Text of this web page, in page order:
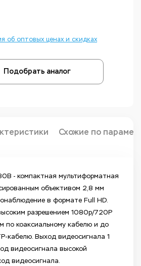
об оптовых ценах и скидках
Подобрать аналог
Схожие по
- компактная мультиформатная
объективом 2,8 мм
в формате Full HD.
разрешением 1080p/720P
коаксиальному кабелю и до
кабелю. Выход видеосигнала 1
видеосигнала высокой
видеосигнала.